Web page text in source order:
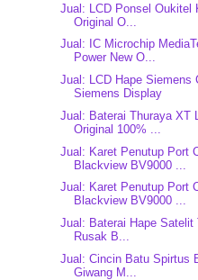
Jual: LCD Ponsel Oukitel
Original O...
Jual: IC Microchip
Power New O...
Jual: LCD Hape Siemens
Siemens Display
Jual: Baterai Thuraya XT
Original 100% ...
Jual: Karet Penutup Port
Blackview BV9000 ...
Jual: Karet Penutup Port
Blackview BV9000 ...
Jual: Baterai Hape Satelit
Rusak B...
Jual: Cincin Batu Spirtus
Giwang M...